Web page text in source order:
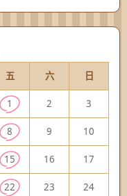
五 六 日
1 2 3
8 9 10
15 16 17
22 23 24